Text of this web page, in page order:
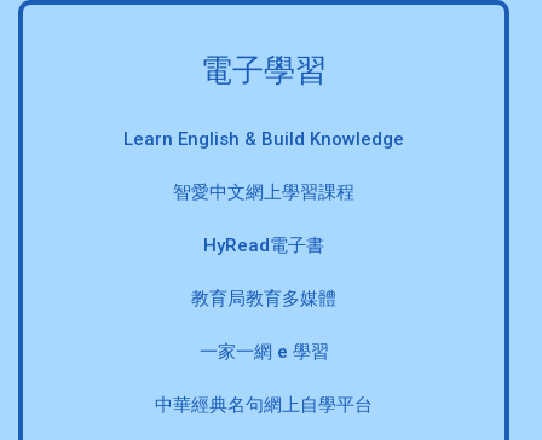
電子學習
Learn English & Build Knowledge
智愛中文網上學習課程
HyRead電子書
教育局教育多媒體
一家一網 e 學習
中華經典名句網上自學平台